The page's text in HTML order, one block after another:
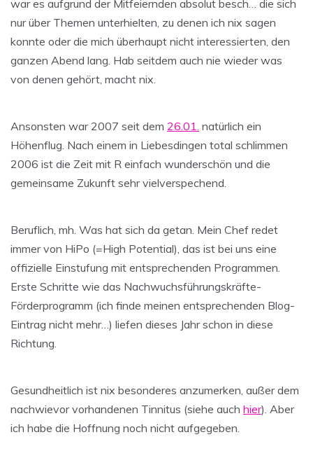
war es aufgrund der Mitfeiernden absolut besch… die sich
nur über Themen unterhielten, zu denen ich nix sagen
konnte oder die mich überhaupt nicht interessierten, den
ganzen Abend lang. Hab seitdem auch nie wieder was
von denen gehört, macht nix.
Ansonsten war 2007 seit dem 26.01. natürlich ein
Höhenflug. Nach einem in Liebesdingen total schlimmen
2006 ist die Zeit mit R einfach wunderschön und die
gemeinsame Zukunft sehr vielverspechend.
Beruflich, mh. Was hat sich da getan. Mein Chef redet
immer von HiPo (=High Potential), das ist bei uns eine
offizielle Einstufung mit entsprechenden Programmen.
Erste Schritte wie das Nachwuchsführungskräfte-
Förderprogramm (ich finde meinen entsprechenden Blog-
Eintrag nicht mehr…) liefen dieses Jahr schon in diese
Richtung.
Gesundheitlich ist nix besonderes anzumerken, außer dem
nachwievor vorhandenen Tinnitus (siehe auch hier). Aber
ich habe die Hoffnung noch nicht aufgegeben.